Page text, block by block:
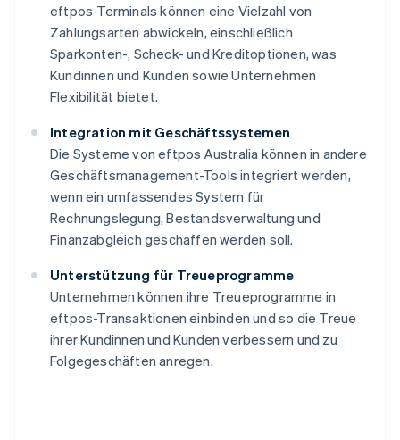
eftpos-Terminals können eine Vielzahl von
Zahlungsarten abwickeln, einschließlich
Sparkonten-, Scheck- und Kreditoptionen, was
Kundinnen und Kunden sowie Unternehmen
Flexibilität bietet.
Integration mit Geschäftssystemen
Die Systeme von eftpos Australia können in andere
Geschäftsmanagement-Tools integriert werden,
wenn ein umfassendes System für
Rechnungslegung, Bestandsverwaltung und
Finanzabgleich geschaffen werden soll.
Unterstützung für Treueprogramme
Unternehmen können ihre Treueprogramme in
eftpos-Transaktionen einbinden und so die Treue
ihrer Kundinnen und Kunden verbessern und zu
Folgegeschäften anregen.